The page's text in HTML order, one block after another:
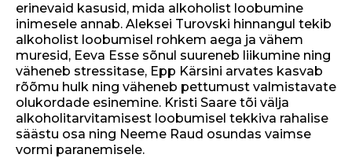
erinevaid kasusid, mida alkoholist loobumine
inimesele annab. Aleksei Turovski hinnangul tekib
alkoholist loobumisel rohkem aega ja vähem
muresid, Eeva Esse sõnul suureneb liikumine ning
väheneb stressitase, Epp Kärsini arvates kasvab
rõõmu hulk ning väheneb pettumust valmistavate
olukordade esinemine. Kristi Saare tõi välja
alkoholitarvitamisest loobumisel tekkiva rahalise
säästu osa ning Neeme Raud osundas vaimse
vormi paranemisele.